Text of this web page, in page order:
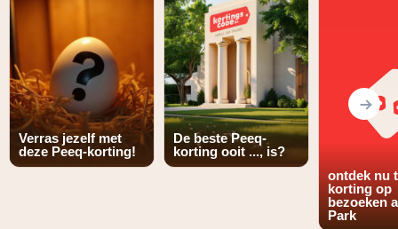
Verras jezelf met
deze Peeq-korting!
De beste Peeq-
korting ooit ..., is?
ontdek nu
korting op
bezoeken
Park